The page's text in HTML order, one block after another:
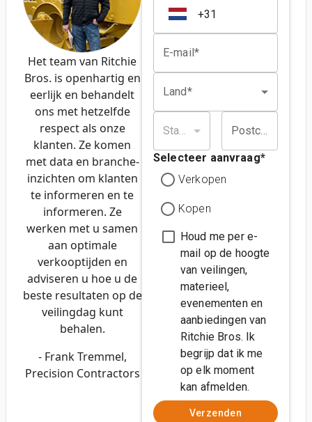
E-mail*
Land*
Staat/provincie* Postcode*
Selecteer aanvraag*
Verkopen
Kopen
Houd me per e-
mail op de hoogte
van veilingen,
materieel,
evenementen en
aanbiedingen van
Ritchie Bros. Ik
begrijp dat ik me
op elk moment
kan afmelden.
Verzenden
Het team van Ritchie
Bros. is openhartig en
eerlijk en behandelt
ons met hetzelfde
respect als onze
klanten. Ze komen
met data en branche-
inzichten om klanten
te informeren en te
informeren. Ze
werken met u samen
aan optimale
verkooptijden en
adviseren u hoe u de
beste resultaten op de
veilingdag kunt
behalen.
- Frank Tremmel,
Precision Contractors